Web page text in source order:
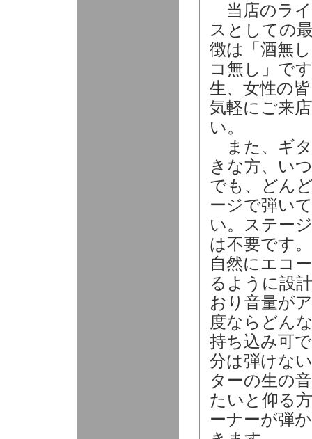
当店のラ
スとしての
徴は「酒無
コ無し」で
生、女性の
気軽にご来
い。
また、ギ
きな方、い
でも、どん
ージで弾い
い。ステー
は不要です
自然にエコ
るように設
おり音量が
度ならどん
持ち込み可
分は弾けな
ターの生の
たいと仰る
ーナーが弾